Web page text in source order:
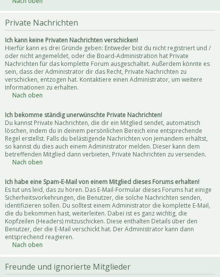
Private Nachrichten
Ich kann keine Privaten Nachrichten verschicken!
Hierfür kann es drei Gründe geben: Entweder bist du nicht registriert und /
oder nicht angemeldet, oder die Board-Administration hat Private
Nachrichten für das komplette Forum ausgeschaltet. Außerdem könnte es
sein, dass der Administrator dir das Recht, Private Nachrichten zu
verschicken, entzogen hat. Kontaktiere einen Administrator, um weitere
Informationen zu erhalten.
Nach oben
Ich bekomme ständig unerwünschte Private Nachrichten!
Du kannst Private Nachrichten, die dir ein Mitglied sendet, automatisch
löschen, indem du in deinem persönlichen Bereich eine entsprechende
Regel erstellst. Falls du belästigende Nachrichten von jemandem erhältst,
so kannst du dies auch einem Administrator melden. Dieser kann dem
betreffenden Mitglied dann verbieten, Private Nachrichten zu versenden.
Nach oben
Ich habe eine Spam-E-Mail von einem Mitglied dieses Forums erhalten!
Es tut uns leid, das zu hören. Das E-Mail-Formular dieses Forums hat einige
Sicherheitsvorkehrungen, die Benutzer, die solche Nachrichten senden,
identifizieren sollen. Du solltest einem Administrator die komplette E-Mail,
die du bekommen hast, weiterleiten. Dabei ist es ganz wichtig, die
Kopfzeilen (Headers) mitzuschicken. Diese enthalten Details über den
Benutzer, der die E-Mail verschickt hat. Der Administrator kann dann
entsprechend reagieren.
Nach oben
Freunde und ignorierte Mitglieder